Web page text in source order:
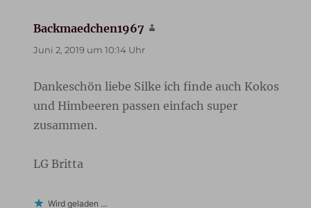
Backmaedchen1967
Juni 2, 2019 um 10:14 Uhr
Dankeschön liebe Silke ich finde auch Kokos
und Himbeeren passen einfach super
zusammen.
LG Britta
Wird geladen …